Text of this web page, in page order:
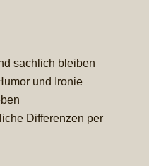
sachlich bleiben
und Ironie
Differenzen per